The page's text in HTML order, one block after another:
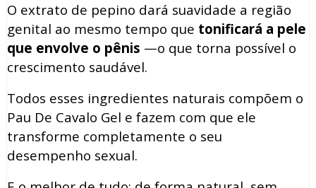
O extrato de pepino dará suavidade a região
genital ao mesmo tempo que tonificará a pele
que envolve o pênis —o que torna possível o
crescimento saudável.
Todos esses ingredientes naturais compõem o
Pau De Cavalo Gel e fazem com que ele
transforme completamente o seu
desempenho sexual.